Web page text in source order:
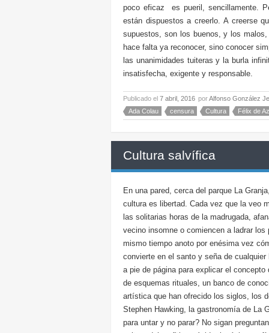
poco eficaz es pueril, sencillamente.
están dispuestos a creerlo. A creerse
supuestos, son los buenos, y los
hace falta ya reconocer, sino conocer
las unanimidades tuiteras y la burla
insatisfecha, exigente y responsable.
Publicado el 7 abril, 2016 porAlfonso González
Ada Colau
censura Cultura Félix de
Cultura salvífica
En una pared, cerca del parque La
cultura es libertad. Cada vez que la veo
las solitarias horas de la madrugada,
vecino insomne o comiencen a ladrar
mismo tiempo anoto por enésima vez
convierte en el santo y seña de
a pie de página para explicar el
de esquemas rituales, un banco de
artística que han ofrecido los siglos, los
Stephen Hawking, la gastronomía de La
para untar y no parar? No sigan